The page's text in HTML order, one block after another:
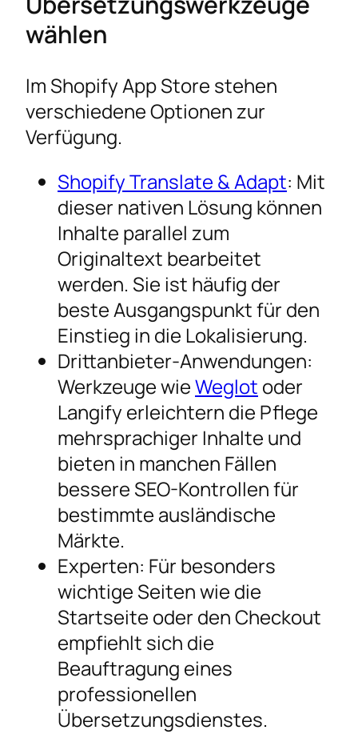
wählen
Im Shopify App Store stehen
verschiedene Optionen zur
Verfügung.
Shopify Translate & Adapt: Mit
dieser nativen Lösung können
Inhalte parallel zum
Originaltext bearbeitet
werden. Sie ist häufig der
beste Ausgangspunkt für den
Einstieg in die Lokalisierung.
Drittanbieter-Anwendungen:
Werkzeuge wieWeglot oder
Langify erleichtern die Pflege
mehrsprachiger Inhalte und
bieten in manchen Fällen
bessere SEO-Kontrollen für
bestimmte ausländische
Märkte.
Experten: Für besonders
wichtige Seiten wie die
Startseite oder den Checkout
empfiehlt sich die
Beauftragung eines
professionellen
Übersetzungsdienstes.